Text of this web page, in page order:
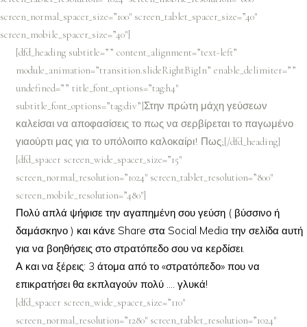
screen_normal_spacer_size=”100″ screen_tablet_spacer_size=”40″
screen_mobile_spacer_size=”40″]
[dfd_heading subtitle=”” content_alignment=”text-left”
module_animation=”transition.slideRightBigIn” enable_delimiter=””
undefined=”” title_font_options=”tag:h4″
subtitle_font_options=”tag:div”]Στην πρώτη μάχη γεύσεων
καλείσαι να αποφασίσεις το πως να σερβίρεται το παγωμένο
γιαούρτι μας για το υπόλοιπο καλοκαίρι! Πως;[/dfd_heading]
[dfd_spacer screen_wide_spacer_size=”15″
screen_normal_resolution=”1024″ screen_tablet_resolution=”800″
screen_mobile_resolution=”480″]
Πολύ απλά ψήφισε την αγαπημένη σου γεύση ( βύσσινο ή
δαμάσκηνο ) και κάνε Share στα Social Media την σελίδα αυτή
για να βοηθήσεις στο στρατόπεδο σου να κερδίσει.
Α και να ξέρεις: 3 άτομα από το «στρατόπεδο» που να
επικρατήσει θα εκπλαγούν πολύ …. γλυκά!
[dfd_spacer screen_wide_spacer_size=”110″
screen_normal_resolution=”1280″ screen_tablet_resolution=”1024″